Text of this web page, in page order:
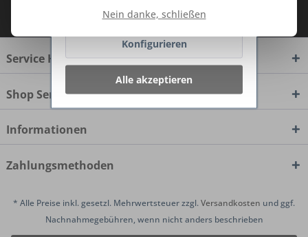
zur Kenntnis genommen.
Service Hotline
Shop Service
Informationen
Zahlungsmethoden
* Alle Preise inkl. gesetzl. Mehrwertsteuer zzgl.Versandkosten und ggf.
Nachnahmegebühren, wenn nicht anders beschrieben
Nein danke, schließen
Ablehnen
Konfigurieren
Alle akzeptieren